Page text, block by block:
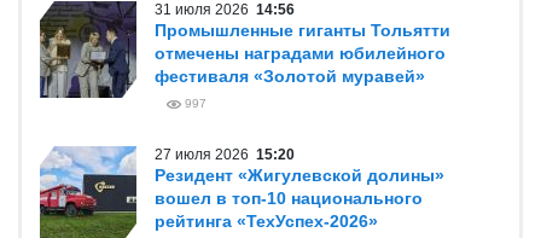
31 июля 2026 14:56
Промышленные гиганты Тольятти
отмечены наградами юбилейного
фестиваля «Золотой муравей»
997
27 июля 2026 15:20
Резидент «Жигулевской долины»
вошел в топ-10 национального
рейтинга «ТехУспех-2026»